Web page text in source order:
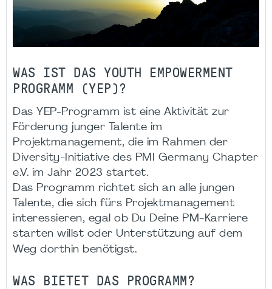
WAS IST DAS YOUTH EMPOWERMENT
PROGRAMM (YEP)?
Das YEP-Programm ist eine Aktivität zur
Förderung junger Talente im
Projektmanagement, die im Rahmen der
Diversity-Initiative des PMI Germany Chapter
e.V. im Jahr 2023 startet.
Das Programm richtet sich an alle jungen
Talente, die sich fürs Projektmanagement
interessieren, egal ob Du Deine PM-Karriere
starten willst oder Unterstützung auf dem
Weg dorthin benötigst.
WAS BIETET DAS PROGRAMM?